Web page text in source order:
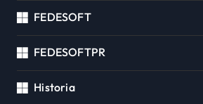
FEDESOFT
FEDESOFTPR
Historia